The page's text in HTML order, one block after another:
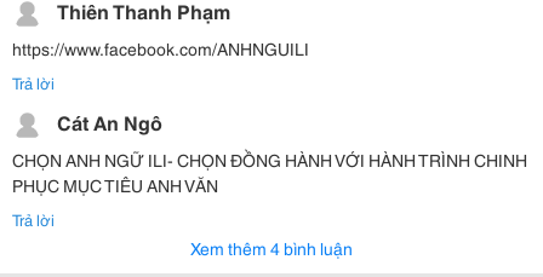
Thiên Thanh Phạm
https://www.facebook.com/ANHNGUILI
Trả lời
Cát An Ngô
CHỌN ANH NGỮ ILI- CHỌN ĐỒNG HÀNH VỚI HÀNH TRÌNH CHINH
PHỤC MỤC TIÊU ANH VĂN
Trả lời
Xem thêm 4 bình luận